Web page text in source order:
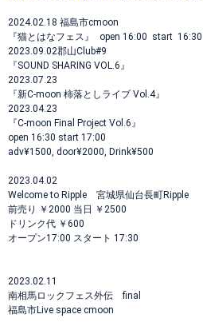
2024.02.18 福島市cmoon
『猫とはなフェス』 open 16:00 start 16:30
2023.09.02郡山Club#9
『SOUND SHARING VOL.6』
2023.07.23
『新C-moon 柿落としライブ Vol.4』
2023.04.23
『C-moon Final Project Vol.6』
open 16:30 start 17:00
adv¥1500, door¥2000, Drink¥500
2023.04.02
Welcome to Ripple 宮城県仙台長町Ripple
前売り ￥2000 当日 ￥2500
ドリンク代 ￥600
オープン17:00 スタート 17:30
2023.02.11
南相馬ロックフェス外伝 final
福島市Live space cmoon